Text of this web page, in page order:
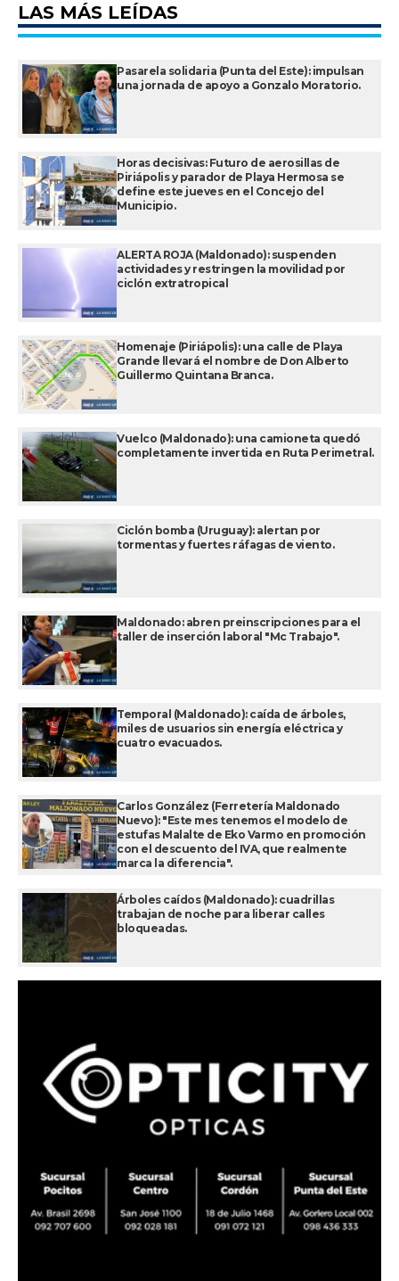
LAS MÁS LEÍDAS
Pasarela solidaria (Punta del Este): impulsan
una jornada de apoyo a Gonzalo Moratorio.
Horas decisivas: Futuro de aerosillas de
Piriápolis y parador de Playa Hermosa se
define este jueves en el Concejo del
Municipio.
ALERTA ROJA (Maldonado): suspenden
actividades y restringen la movilidad por
ciclón extratropical
Homenaje (Piriápolis): una calle de Playa
Grande llevará el nombre de Don Alberto
Guillermo Quintana Branca.
Vuelco (Maldonado): una camioneta quedó
completamente invertida en Ruta Perimetral.
Ciclón bomba (Uruguay): alertan por
tormentas y fuertes ráfagas de viento.
Maldonado: abren preinscripciones para el
taller de inserción laboral "Mc Trabajo".
Temporal (Maldonado): caída de árboles,
miles de usuarios sin energía eléctrica y
cuatro evacuados.
Carlos González (Ferretería Maldonado
Nuevo): "Este mes tenemos el modelo de
estufas Malalte de Eko Varmo en promoción
con el descuento del IVA, que realmente
marca la diferencia".
Árboles caídos (Maldonado): cuadrillas
trabajan de noche para liberar calles
bloqueadas.